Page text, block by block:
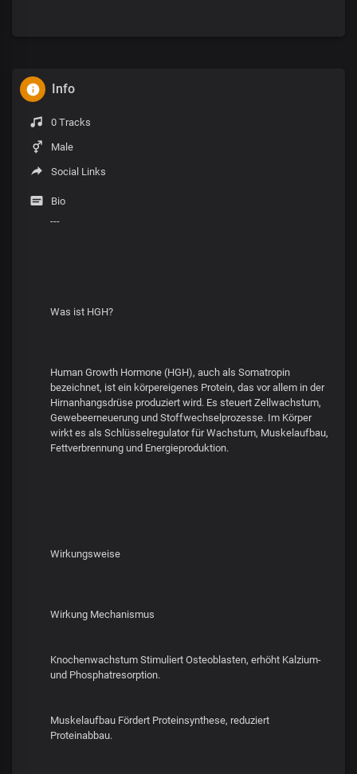
Info
0 Tracks
Male
Social Links
Bio
---
Was ist HGH?
Human Growth Hormone (HGH), auch als Somatropin
bezeichnet, ist ein körpereigenes Protein, das vor allem in der
Hirnanhangsdrüse produziert wird. Es steuert Zellwachstum,
Gewebeerneuerung und Stoffwechselprozesse. Im Körper
wirkt es als Schlüsselregulator für Wachstum, Muskelaufbau,
Fettverbrennung und Energieproduktion.
Wirkungsweise
Wirkung Mechanismus
Knochenwachstum Stimuliert Osteoblasten, erhöht Kalzium-
und Phosphatresorption.
Muskelaufbau Fördert Proteinsynthese, reduziert
Proteinabbau.